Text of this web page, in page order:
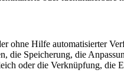
ohne Hilfe automatisierter
die Speicherung, die
oder die Verknüpfung, die